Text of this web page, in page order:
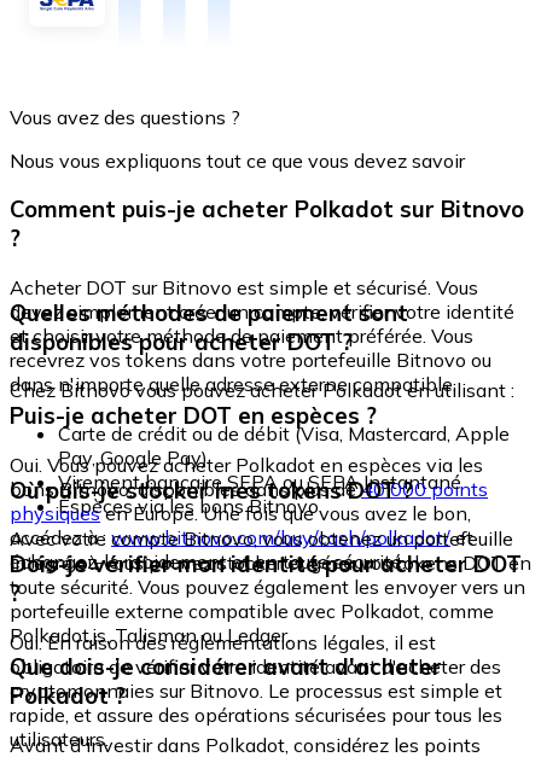
Vous avez des questions ?
Nous vous expliquons tout ce que vous devez savoir
Comment puis-je acheter Polkadot sur Bitnovo
?
Acheter DOT sur Bitnovo est simple et sécurisé. Vous
devez simplement créer un compte, vérifier votre identité
et choisir votre méthode de paiement préférée. Vous
recevrez vos tokens dans votre portefeuille Bitnovo ou
dans n'importe quelle adresse externe compatible.
Quelles méthodes de paiement sont
disponibles pour acheter DOT ?
Chez Bitnovo vous pouvez acheter Polkadot en utilisant :
Carte de crédit ou de débit (Visa, Mastercard, Apple
Pay, Google Pay)
Virement bancaire SEPA ou SEPA Instantané
Espèces via les bons Bitnovo
Puis-je acheter DOT en espèces ?
Oui. Vous pouvez acheter Polkadot en espèces via les
bons Bitnovo, disponibles dans plus de40 000 points
physiquesen Europe. Une fois que vous avez le bon,
accédez à : www.bitnovo.com/buy/cash/polkadot/et
échangez-le rapidement et en toute sécurité.
Où puis-je stocker mes tokens DOT ?
Avec votre compte Bitnovo, vous obtenez un portefeuille
intégré où vous pouvez stocker et gérer vos tokens DOT en
toute sécurité. Vous pouvez également les envoyer vers un
portefeuille externe compatible avec Polkadot, comme
Polkadot.js, Talisman ou Ledger.
Dois-je vérifier mon identité pour acheter DOT
?
Oui. En raison des réglementations légales, il est
obligatoire de vérifier votre identité avant d'acheter des
cryptomonnaies sur Bitnovo. Le processus est simple et
rapide, et assure des opérations sécurisées pour tous les
utilisateurs.
Que dois-je considérer avant d'acheter
Polkadot ?
Avant d'investir dans Polkadot, considérez les points